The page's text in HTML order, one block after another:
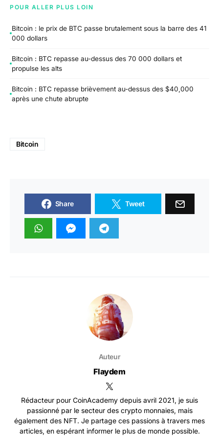
POUR ALLER PLUS LOIN
Bitcoin : le prix de BTC passe brutalement sous la barre des 41
000 dollars
Bitcoin : BTC repasse au-dessus des 70 000 dollars et
propulse les alts
Bitcoin : BTC repasse brièvement au-dessus des $40,000
après une chute abrupte
Bitcoin
Share Tweet
Auteur
Flaydem
Rédacteur pour CoinAcademy depuis avril 2021, je suis
passionné par le secteur des crypto monnaies, mais
également des NFT. Je partage ces passions à travers mes
articles, en espérant informer le plus de monde possible.